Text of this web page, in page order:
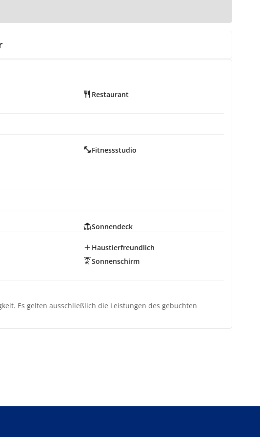
Restaurant
Fitnessstudio
Sonnendeck
Haustierfreundlich
Sonnenschirm
Es gelten ausschließlich die Leistungen des gebuchten